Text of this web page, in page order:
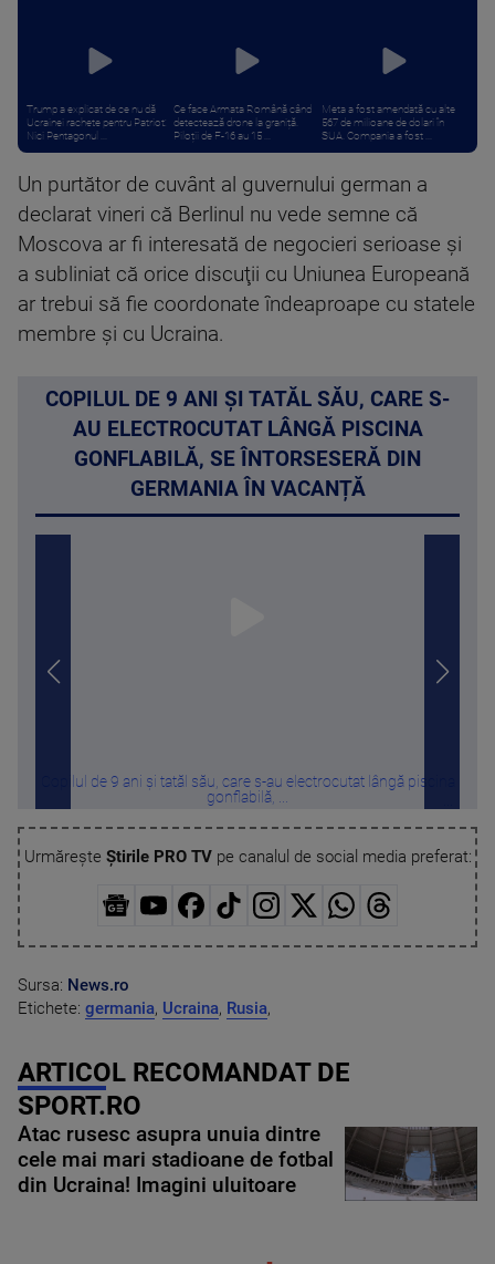
Trump a explicat de ce nu dă
Ucrainei rachete pentru Patriot:
Nici Pentagonul ...
Ce face Armata Română când
detectează drone la graniță.
Piloții de F-16 au 15 ...
Meta a fost amendată cu alte
567 de milioane de dolari în
SUA. Compania a fost ...
Un purtător de cuvânt al guvernului german a
declarat vineri că Berlinul nu vede semne că
Moscova ar fi interesată de negocieri serioase şi
a subliniat că orice discuţii cu Uniunea Europeană
ar trebui să fie coordonate îndeaproape cu statele
membre şi cu Ucraina.
COPILUL DE 9 ANI ȘI TATĂL SĂU, CARE S-
AU ELECTROCUTAT LÂNGĂ PISCINA
GONFLABILĂ, SE ÎNTORSESERĂ DIN
GERMANIA ÎN VACANȚĂ
Copilul de 9 ani și tatăl său, care s-au electrocutat lângă piscina
gonflabilă, ...
Urmărește Știrile PRO TVpe canalul de social media preferat:
Sursa: News.ro
Etichete: germania, Ucraina, Rusia,
ARTICOL RECOMANDAT DE
SPORT.RO
Atac rusesc asupra unuia dintre
cele mai mari stadioane de fotbal
din Ucraina! Imagini uluitoare